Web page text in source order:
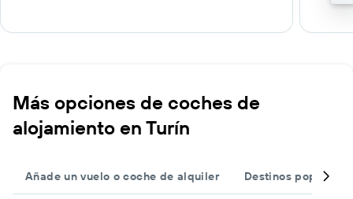
Más opciones de coches de
alojamiento en Turín
Añade un vuelo o coche de alquiler Destinos populares